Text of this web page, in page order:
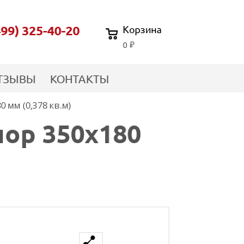
325-40-20 Корзина
0 ₽
КОНТАКТЫ
мм (0,378 кв.м)
350х180